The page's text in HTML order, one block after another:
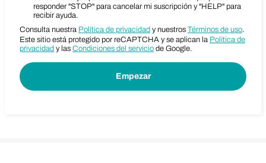
responder "STOP" para cancelar mi suscripción y "HELP" para
recibir ayuda.
Consulta nuestra Política de privacidad y nuestros Términos de uso.
Este sitio está protegido por reCAPTCHA y se aplican la Política de
privacidad y las Condiciones del servicio de Google.